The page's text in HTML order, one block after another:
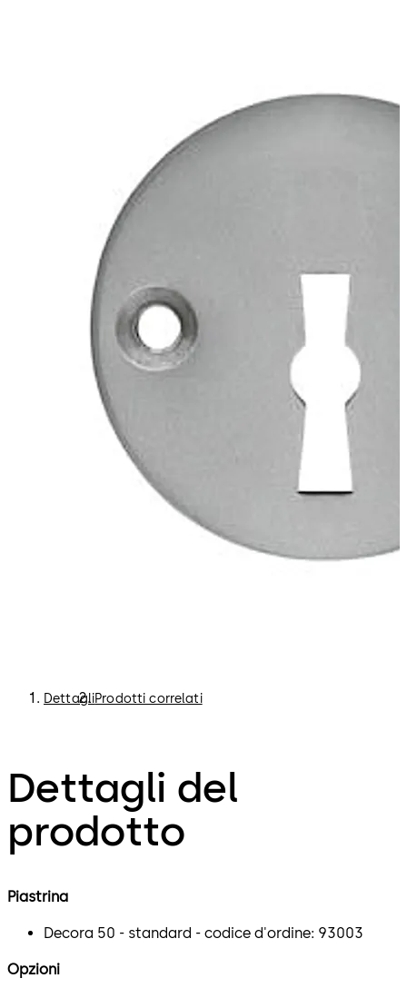
DettagliProdotti correlati
Dettagli del
prodotto
Piastrina
Decora 50 - standard - codice d'ordine: 93003
Opzioni